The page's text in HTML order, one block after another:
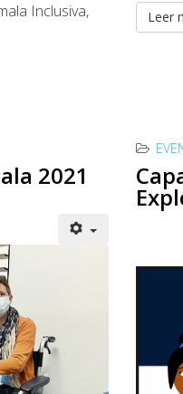
Inclusiva,
Leer
2021